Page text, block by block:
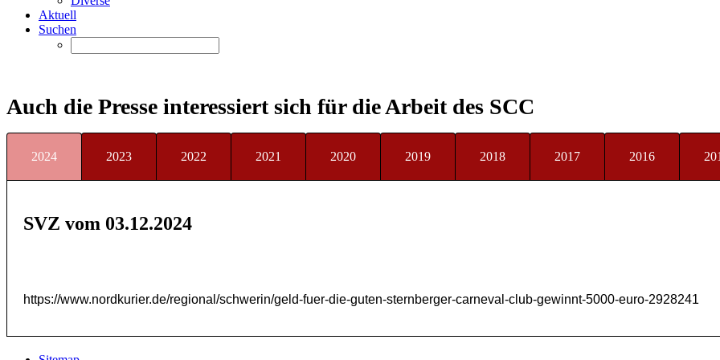
Aktuell
Suchen
Auch die Presse interessiert sich für die Arbeit des SCC
2024 2023 2022 2021 2020 2019 2018 2017 2016
SVZ vom 03.12.2024
https://www.nordkurier.de/regional/schwerin/geld-fuer-die-guten-sternberger-carneval-club-gewinnt-5000-euro-2928241